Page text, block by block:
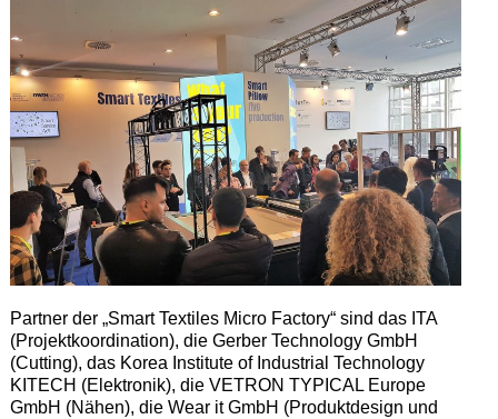
Partner der „Smart Textiles Micro Factory“ sind das ITA
(Projektkoordination), die Gerber Technology GmbH
(Cutting), das Korea Institute of Industrial Technology
KITECH (Elektronik), die VETRON TYPICAL Europe
GmbH (Nähen), die Wear it GmbH (Produktdesign und